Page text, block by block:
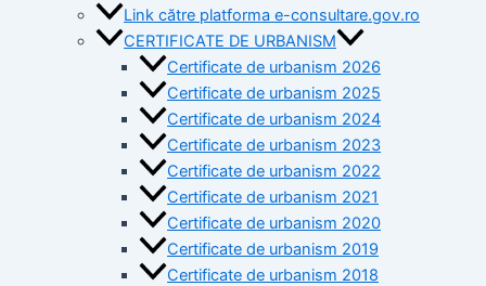
Link către platforma e-consultare.gov.ro
CERTIFICATE DE URBANISM
Certificate de urbanism 2026
Certificate de urbanism 2025
Certificate de urbanism 2024
Certificate de urbanism 2023
Certificate de urbanism 2022
Certificate de urbanism 2021
Certificate de urbanism 2020
Certificate de urbanism 2019
Certificate de urbanism 2018